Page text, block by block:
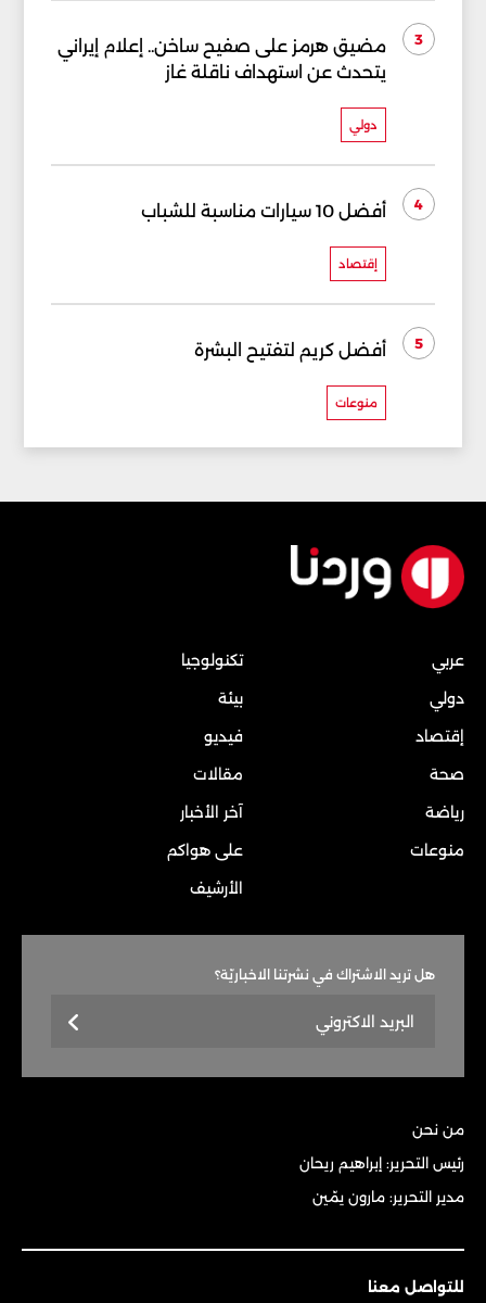
3
مضيق هرمز على صفيح ساخن.. إعلام إيراني
يتحدث عن استهداف ناقلة غاز
دولي
4 أفضل 10 سيارات مناسبة للشباب
إقتصاد
5 أفضل كريم لتفتيح البشرة
منوعات
عربي
دولي
إقتصاد
صحة
رياضة
منوعات
تكنولوجيا
بيئة
فيديو
مقالات
آخر الأخبار
على هواكم
الأرشيف
هل تريد الاشتراك في نشرتنا الاخباريّة؟
من نحن
رئيس التحرير: إبراهيم ريحان
مدير التحرير: مارون يمّين
للتواصل معنا